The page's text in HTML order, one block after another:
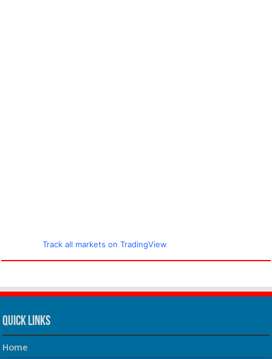
Track all markets on TradingView
Quick Links
Home